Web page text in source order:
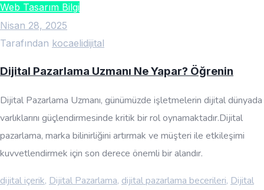
Web Tasarım Bilgi
Nisan 28, 2025
Tarafından kocaelidijital
Dijital Pazarlama Uzmanı Ne Yapar? Öğrenin
Dijital Pazarlama Uzmanı, günümüzde işletmelerin dijital dünyada
varlıklarını güçlendirmesinde kritik bir rol oynamaktadır.Dijital
pazarlama, marka bilinirliğini artırmak ve müşteri ile etkileşimi
kuvvetlendirmek için son derece önemli bir alandır.
dijital içerik, Dijital Pazarlama, dijital pazarlama becerileri, Dijital